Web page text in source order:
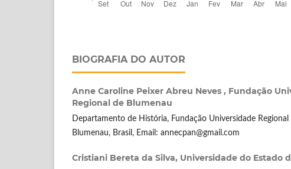
BIOGRAFIA DO AUTOR
Anne Caroline Peixer Abreu Neves , Fundação
Regional de Blumenau
Departamento de História, Fundação Universidade Regional
Blumenau, Brasil, Email: annecpan@gmail.com
Cristiani Bereta da Silva, Universidade do Estado